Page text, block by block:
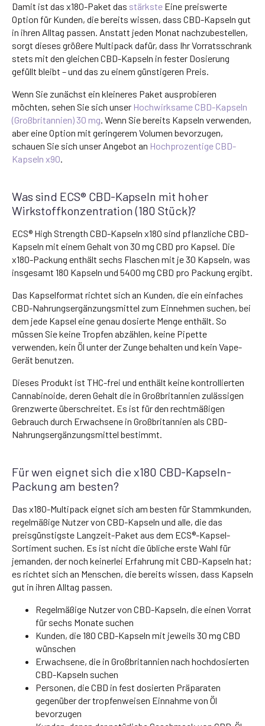
Damit ist das x180-Paket das stärkste Eine preiswerte
Option für Kunden, die bereits wissen, dass CBD-Kapseln gut
in ihren Alltag passen. Anstatt jeden Monat nachzubestellen,
sorgt dieses größere Multipack dafür, dass Ihr Vorratsschrank
stets mit den gleichen CBD-Kapseln in fester Dosierung
gefüllt bleibt – und das zu einem günstigeren Preis.
Wenn Sie zunächst ein kleineres Paket ausprobieren
möchten, sehen Sie sich unser Hochwirksame CBD-Kapseln
(Großbritannien) 30 mg. Wenn Sie bereits Kapseln verwenden,
aber eine Option mit geringerem Volumen bevorzugen,
schauen Sie sich unser Angebot an Hochprozentige CBD-
Kapseln x90.
Was sind ECS® CBD-Kapseln mit hoher
Wirkstoffkonzentration (180 Stück)?
ECS® High Strength CBD-Kapseln x180 sind pflanzliche CBD-
Kapseln mit einem Gehalt von 30 mg CBD pro Kapsel. Die
x180-Packung enthält sechs Flaschen mit je 30 Kapseln, was
insgesamt 180 Kapseln und 5400 mg CBD pro Packung ergibt.
Das Kapselformat richtet sich an Kunden, die ein einfaches
CBD-Nahrungsergänzungsmittel zum Einnehmen suchen, bei
dem jede Kapsel eine genau dosierte Menge enthält. So
müssen Sie keine Tropfen abzählen, keine Pipette
verwenden, kein Öl unter der Zunge behalten und kein Vape-
Gerät benutzen.
Dieses Produkt ist THC-frei und enthält keine kontrollierten
Cannabinoide, deren Gehalt die in Großbritannien zulässigen
Grenzwerte überschreitet. Es ist für den rechtmäßigen
Gebrauch durch Erwachsene in Großbritannien als CBD-
Nahrungsergänzungsmittel bestimmt.
Für wen eignet sich die x180 CBD-Kapseln-
Packung am besten?
Das x180-Multipack eignet sich am besten für Stammkunden,
regelmäßige Nutzer von CBD-Kapseln und alle, die das
preisgünstigste Langzeit-Paket aus dem ECS®-Kapsel-
Sortiment suchen. Es ist nicht die übliche erste Wahl für
jemanden, der noch keinerlei Erfahrung mit CBD-Kapseln hat;
es richtet sich an Menschen, die bereits wissen, dass Kapseln
gut in ihren Alltag passen.
Regelmäßige Nutzer von CBD-Kapseln, die einen Vorrat
für sechs Monate suchen
Kunden, die 180 CBD-Kapseln mit jeweils 30 mg CBD
wünschen
Erwachsene, die in Großbritannien nach hochdosierten
CBD-Kapseln suchen
Personen, die CBD in fest dosierten Präparaten
gegenüber der tropfenweisen Einnahme von Öl
bevorzugen